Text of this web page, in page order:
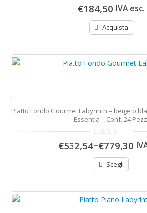
0
di
€184,50 IVA esc.
Acquista
Piatto Fondo Gourmet Labyrinth – beige o
Essentia – Conf. 24
0
di
€532,54–€779,30
Scegli